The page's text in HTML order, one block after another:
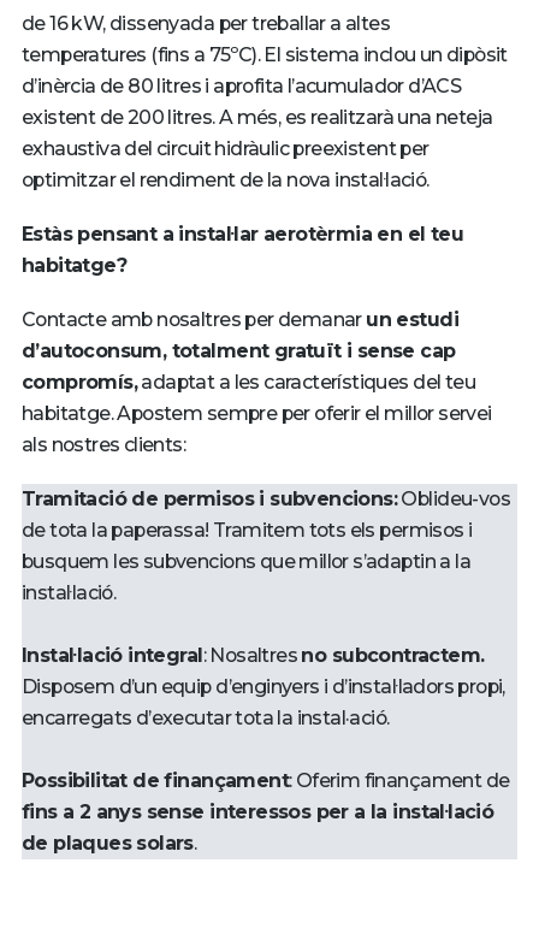
de 16 kW, dissenyada per treballar a altes
temperatures (fins a 75ºC). El sistema inclou un dipòsit
d’inèrcia de 80 litres i aprofita l’acumulador d’ACS
existent de 200 litres. A més, es realitzarà una neteja
exhaustiva del circuit hidràulic preexistent per
optimitzar el rendiment de la nova instal·lació.
Estàs pensant a instal·lar aerotèrmia en el teu
habitatge?
Contacte amb nosaltres per demanar un estudi
d’autoconsum, totalment gratuït i sense cap
compromís,adaptat a les característiques del teu
habitatge. Apostem sempre per oferir el millor servei
als nostres clients:
Tramitació de permisos i subvencions:Oblideu-vos
de tota la paperassa! Tramitem tots els permisos i
busquem les subvencions que millor s’adaptin a la
instal·lació.
Instal·lació integral : Nosaltres no subcontractem.
Disposem d’un equip d’enginyers i d’instal·ladors propi,
encarregats d’executar tota la instal·ació.
Possibilitat de finançament: Oferim finançament de
fins a 2 anys sense interessos per a la instal·lació
de plaques solars.